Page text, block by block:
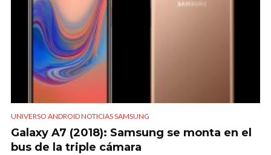
UNIVERSO ANDROID NOTICIAS SAMSUNG
Galaxy A7 (2018): Samsung se monta en el
bus de la triple cámara